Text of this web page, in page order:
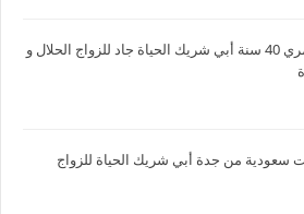
سعودية عمري 40 سنة أبي شريك الحياة جاد للزواج الحلال و
سعودية من جدة أبي شريك الحياة للزواج